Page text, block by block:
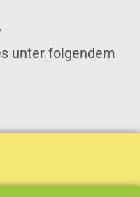
unter folgendem